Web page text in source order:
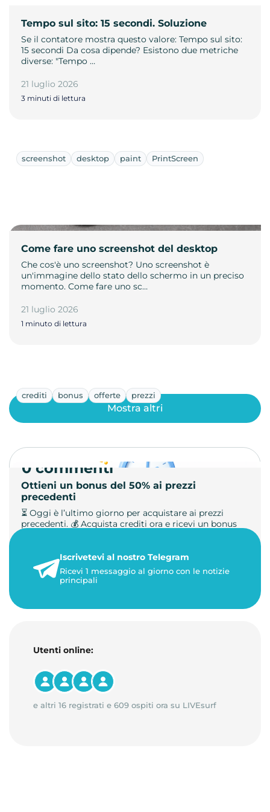
Tempo sul sito: 15 secondi. Soluzione
Se il contatore mostra questo valore: Tempo sul sito:
15 secondi Da cosa dipende? Esistono due metriche
diverse: "Tempo …
21 luglio 2026
3 minuti di lettura
screenshot desktop paint PrintScreen
Come fare uno screenshot del desktop
Che cos'è uno screenshot? Uno screenshot è
un'immagine dello stato dello schermo in un preciso
momento. Come fare uno sc…
21 luglio 2026
1 minuto di lettura
crediti bonus offerte prezzi
Ottieni un bonus del 50% ai prezzi
precedenti
⏳ Oggi è l’ultimo giorno per acquistare ai prezzi
precedenti. 💰 Acquista crediti ora e ricevi un bonus
23 maggio 2026
1 minuto di lettura
Mostra altri
0 commenti
Iscrivetevi al nostro Telegram
Ricevi 1 messaggio al giorno con le notizie
principali
Utenti online:
e altri 16 registrati e 609 ospiti ora su LIVEsurf